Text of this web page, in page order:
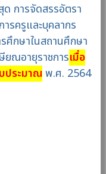
การจัดสรรอัตรา
ารครูและบุคลากร
ศึกษาในสถานศึกษา
ยณอายุราชการเมื่อ
ประมาณ พ.ศ. 2564